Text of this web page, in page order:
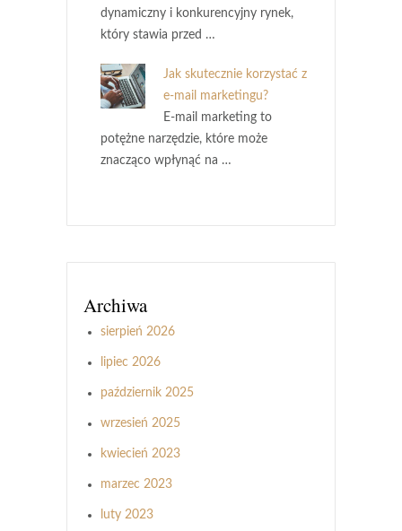
dynamiczny i konkurencyjny rynek,
który stawia przed …
Jak skutecznie korzystać z
e-mail marketingu?
E-mail marketing to
potężne narzędzie, które może
znacząco wpłynąć na …
Archiwa
sierpień 2026
lipiec 2026
październik 2025
wrzesień 2025
kwiecień 2023
marzec 2023
luty 2023